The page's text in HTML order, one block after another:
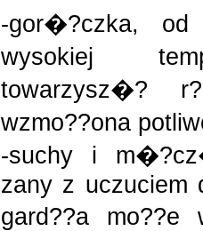
-gor�?czka,
wysokiej
towarzysz�?
wzmo??ona
-suchy i
zany z uczuciem
gard??a